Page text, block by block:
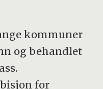
kommuner
og behandlet
for